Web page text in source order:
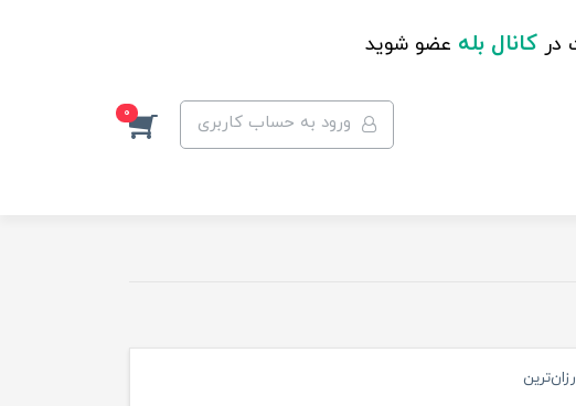
در کانال بله عضو شوید
ورود به حساب کاربری 0